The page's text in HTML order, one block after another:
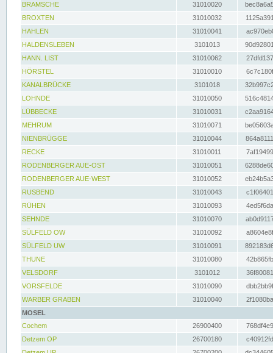
BRAMSCHE
31010020
BROXTEN
31010032
HAHLEN
31010041
HALDENSLEBEN
3101013
HANN. LIST
31010062
HÖRSTEL
31010010
KANALBRÜCKE
3101018
LOHNDE
31010050
LÜBBECKE
31010031
MEHRUM
31010071
NIENBRÜGGE
31010044
RECKE
31010011
RODENBERGER AUE-OST
31010051
RODENBERGER AUE-WEST
31010052
RUSBEND
31010043
RÜHEN
31010093
SEHNDE
31010070
SÜLFELD OW
31010092
SÜLFELD UW
31010091
THUNE
31010080
VELSDORF
3101012
VORSFELDE
31010090
WARBER GRABEN
31010040
MOSEL
Cochem
26900400
Detzem OP
26700180